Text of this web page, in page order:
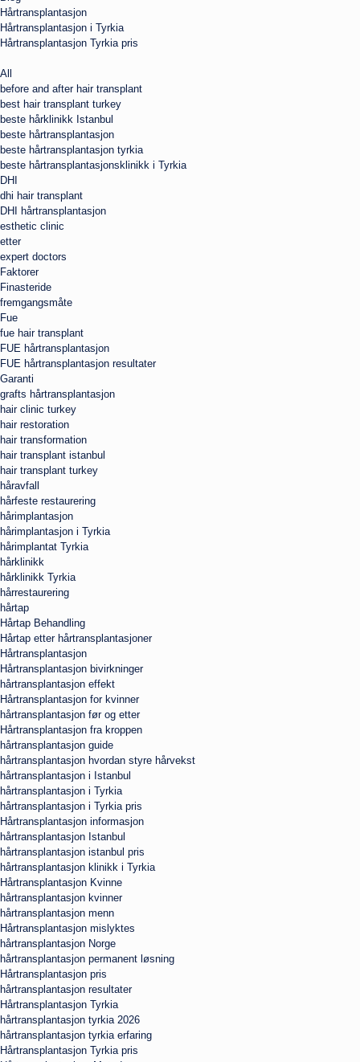
Hårtransplantasjon
Hårtransplantasjon i Tyrkia
Hårtransplantasjon Tyrkia pris
All
before and after hair transplant
best hair transplant turkey
beste hårklinikk Istanbul
beste hårtransplantasjon
beste hårtransplantasjon tyrkia
beste hårtransplantasjonsklinikk i Tyrkia
DHI
dhi hair transplant
DHI hårtransplantasjon
esthetic clinic
etter
expert doctors
Faktorer
Finasteride
fremgangsmåte
Fue
fue hair transplant
FUE hårtransplantasjon
FUE hårtransplantasjon resultater
Garanti
grafts hårtransplantasjon
hair clinic turkey
hair restoration
hair transformation
hair transplant istanbul
hair transplant turkey
håravfall
hårfeste restaurering
hårimplantasjon
hårimplantasjon i Tyrkia
hårimplantat Tyrkia
hårklinikk
hårklinikk Tyrkia
hårrestaurering
hårtap
Hårtap Behandling
Hårtap etter hårtransplantasjoner
Hårtransplantasjon
Hårtransplantasjon bivirkninger
hårtransplantasjon effekt
Hårtransplantasjon for kvinner
hårtransplantasjon før og etter
Hårtransplantasjon fra kroppen
hårtransplantasjon guide
hårtransplantasjon hvordan styre hårvekst
hårtransplantasjon i Istanbul
hårtransplantasjon i Tyrkia
hårtransplantasjon i Tyrkia pris
Hårtransplantasjon informasjon
hårtransplantasjon Istanbul
hårtransplantasjon istanbul pris
hårtransplantasjon klinikk i Tyrkia
Hårtransplantasjon Kvinne
hårtransplantasjon kvinner
hårtransplantasjon menn
Hårtransplantasjon mislyktes
hårtransplantasjon Norge
hårtransplantasjon permanent løsning
Hårtransplantasjon pris
hårtransplantasjon resultater
Hårtransplantasjon Tyrkia
hårtransplantasjon tyrkia 2026
hårtransplantasjon tyrkia erfaring
Hårtransplantasjon Tyrkia pris